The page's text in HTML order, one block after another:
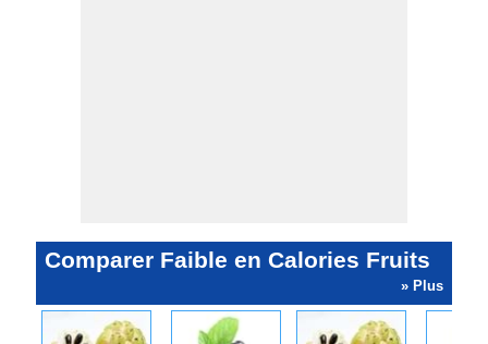
Comparer Faible en Calories Fruits
» Plus